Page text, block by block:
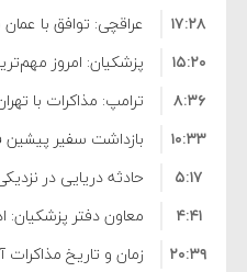
عراقچی: توافق با
۱۱ درصدی ایران از خزر
۱۷:۲۸
پزشکیان: امروز
است
۱۵:۲۰
ترامپ: مذاکرات با
۸:۳۶
بازداشت سفیر پیشین
فساد و اختلاس اموال
۱۰:۳۳
حادثه دریایی در
۵:۱۷
معاون دفتر
واهی و کذب محض
۴:۴۱
زمان و تاریخ مذاکرات
۲۰:۳۹